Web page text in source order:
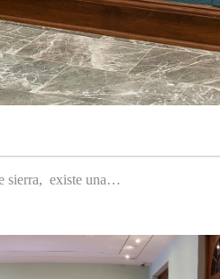
sierra, existe una…